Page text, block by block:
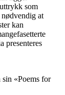
som
at
kan
presenteres
«Poems for